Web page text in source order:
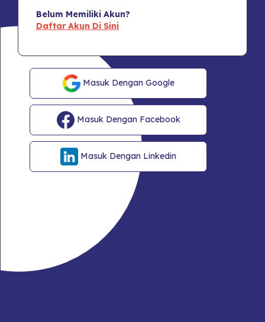
Belum Memiliki Akun?
Daftar Akun Di Sini
Masuk Dengan Google
Masuk Dengan Facebook
Masuk Dengan Linkedin